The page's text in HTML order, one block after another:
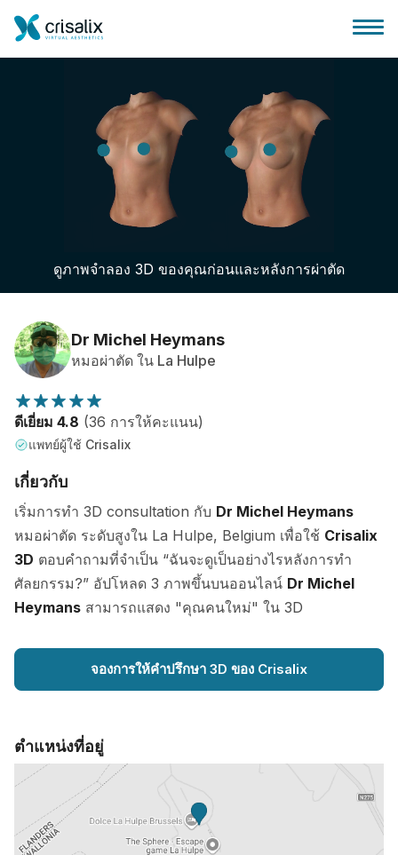
บ้านของหมอผ่าตัด
แพลตฟอร์มธุรกิจ 3D
แผน
ความคิดเห็นของคนไข้
ดูภาพจำลอง 3D ของคุณก่อนและหลังการผ่าตัด
Dr Michel Heymans
หมอผ่าตัด ใน La Hulpe
ดีเยี่ยม 4.8 (36 การให้คะแนน)
แพทย์ผู้ใช้ Crisalix
เกี่ยวกับ
เริ่มการทำ 3D consultation กับ Dr Michel Heymans
หมอผ่าตัด ระดับสูงใน La Hulpe, Belgium เพื่อใช้ Crisalix
3D ตอบคำถามที่จำเป็น “ฉันจะดูเป็นอย่างไรหลังการทำ
ศัลยกรรม?” อัปโหลด 3 ภาพขึ้นบนออนไลน์ Dr Michel
Heymans สามารถแสดง "คุณคนใหม่" ใน 3D
จองการให้คำปรึกษา 3D ของ Crisalix
ตำแหน่งที่อยู่